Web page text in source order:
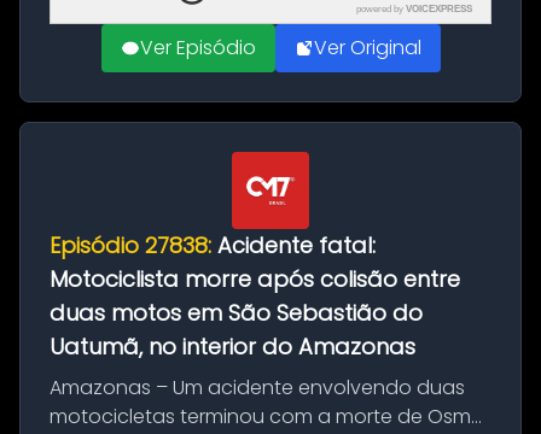
powered by VOICEXPRESS
Ver Episódio Ver Original
Episódio 27838: Acidente fatal:
Motociclista morre após colisão entre
duas motos em São Sebastião do
Uatumã, no interior do Amazonas
Amazonas – Um acidente envolvendo duas
motocicletas terminou com a morte de Osmar